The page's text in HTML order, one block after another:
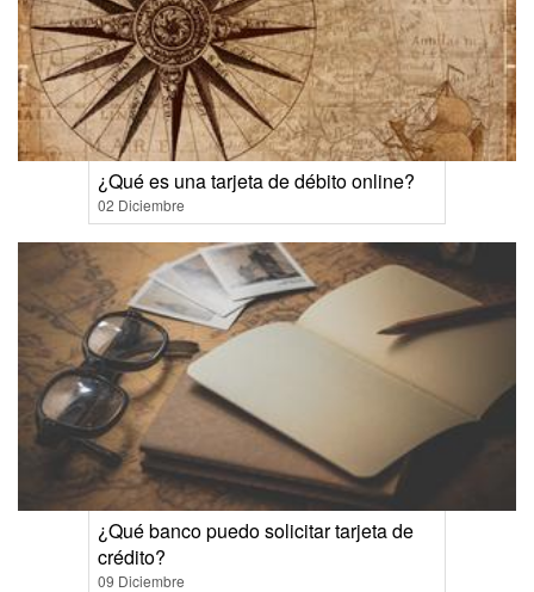
¿Qué es una tarjeta de débito online?
02 Diciembre
¿Qué banco puedo solicitar tarjeta de
crédito?
09 Diciembre